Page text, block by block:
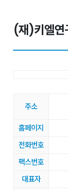
(재)키엘연
주소
홈페이지
전화번호
팩스번호
대표자